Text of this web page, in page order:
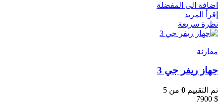
اضافة الى المفضلة
إقرأ المزيد
نظرة سريعة
مقارنة
جهاز ريفر جي 3
تم التقييم 0 من 5
7900 $